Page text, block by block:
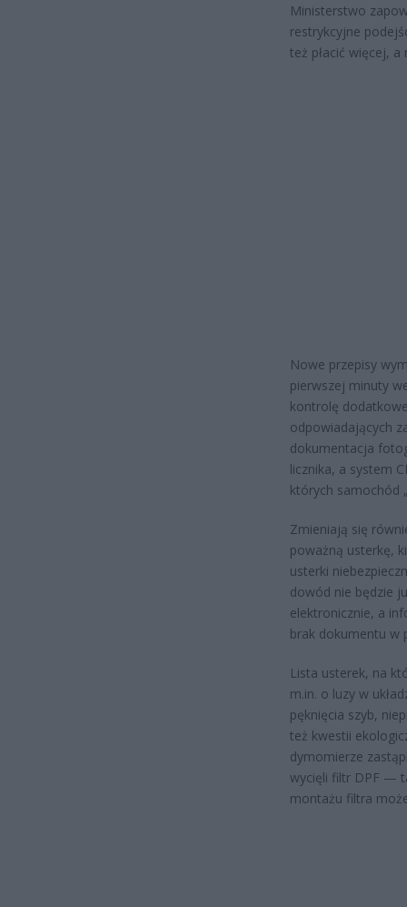
Ministerstwo
restrykcyjne
też płacić więcej,
Nowe przepisy
pierwszej minuty
kontrolę
odpowiadających
dokumentacja
licznika, a system
których samochód
Zmieniają się
poważną usterkę,
usterki
dowód nie będzie
elektronicznie, a
brak dokumentu w
Lista usterek, na
m.in. o luzy w
pęknięcia szyb,
też kwestii
dymomierze
wycięli filtr DPF —
montażu filtra